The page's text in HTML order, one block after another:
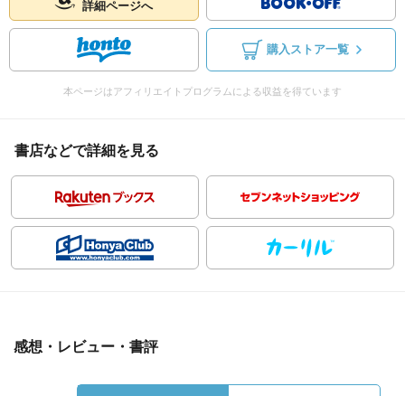
詳細ページへ
購入ストア一覧
本ページはアフィリエイトプログラムによる収益を得ています
書店などで詳細を見る
感想・レビュー・書評